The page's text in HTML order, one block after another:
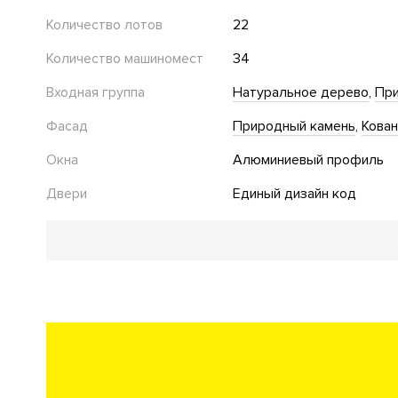
Количество лотов
22
Количество машиномест
34
Входная группа
Натуральное дерево
Фасад
Природный камень
Окна
Алюминиевый профиль
Двери
Единый дизайн код